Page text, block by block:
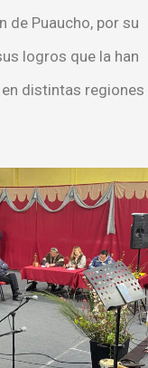
de Puaucho, por su
logros que la han
distintas regiones